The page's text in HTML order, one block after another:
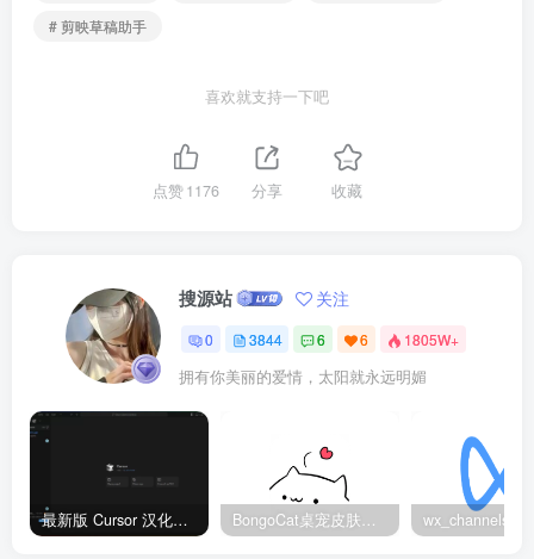
# 剪映草稿助手
喜欢就支持一下吧
点赞1176 分享 收藏
搜源站 关注
0 3844 6 6 1805W+
拥有你美丽的爱情，太阳就永远明媚
最新版 Cursor 汉化设置中文教程（两种简单方法，附中文语言包下载） BongoCat桌宠皮肤包大全：20款主题皮肤免费下载